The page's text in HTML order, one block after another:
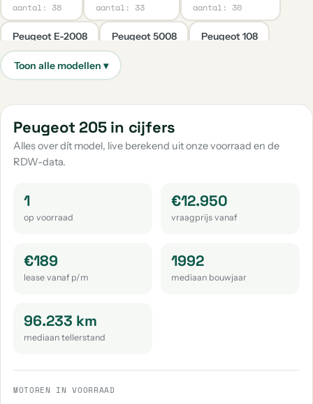
aantal: 38 aantal: 33 aantal: 30
Peugeot E-2008
aantal: 20
Peugeot 5008
aantal: 17
Peugeot 108
Peugeot Boxer Peugeot E-208
Peugeot E-Expert
aantal: 3
Peugeot 508
aantal: 2
Peugeot 201
Peugeot 404
aantal: 1
Peugeot E-3008
aantal: 1
aantal: 1
Peugeot 205 in cijfers
Alles over dít model, live berekend uit onze voorraad en de
RDW-data.
1
op voorraad
€12.950
vraagprijs vanaf
€189
lease vanaf p/m
1992
mediaan bouwjaar
96.233 km
mediaan tellerstand
MOTOREN IN VOORRAAD